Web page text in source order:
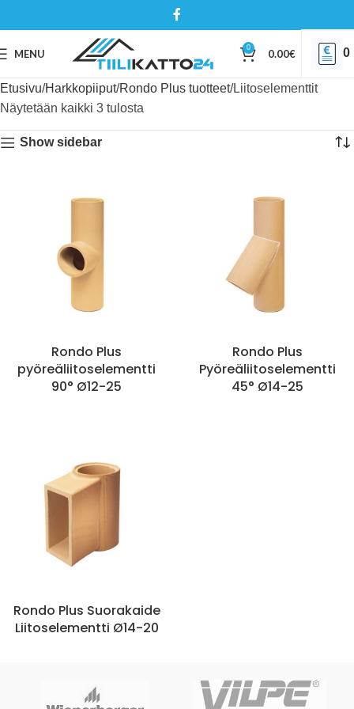
MENU 0 0.00€ 0
Etusivu Harkkopiiput Rondo Plus tuotteet Liitoselementtit
Näytetään kaikki 3 tulosta
Show sidebar
Rondo Plus
pyöreäliitoselementti
90° Ø12-25
Rondo Plus
Pyöreäliitoselementti
45° Ø14-25
Rondo Plus Suorakaide
Liitoselementti Ø14-20